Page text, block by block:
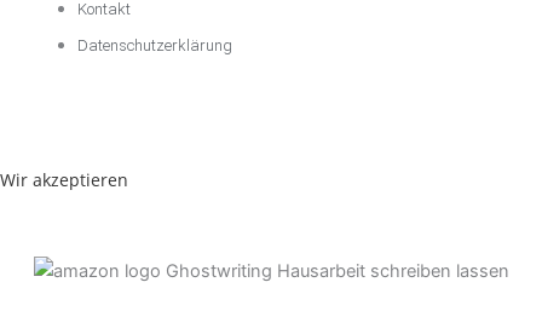
Kontakt
Datenschutzerklärung
Wir akzeptieren